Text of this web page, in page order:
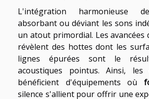
L'intégration harmonieuse
absorbant ou déviant les sons
un atout primordial. Les avancées
révèlent des hottes dont les
lignes épurées sont le
acoustiques pointus. Ainsi, les
bénéficient d'équipements où
silence s'allient pour offrir une